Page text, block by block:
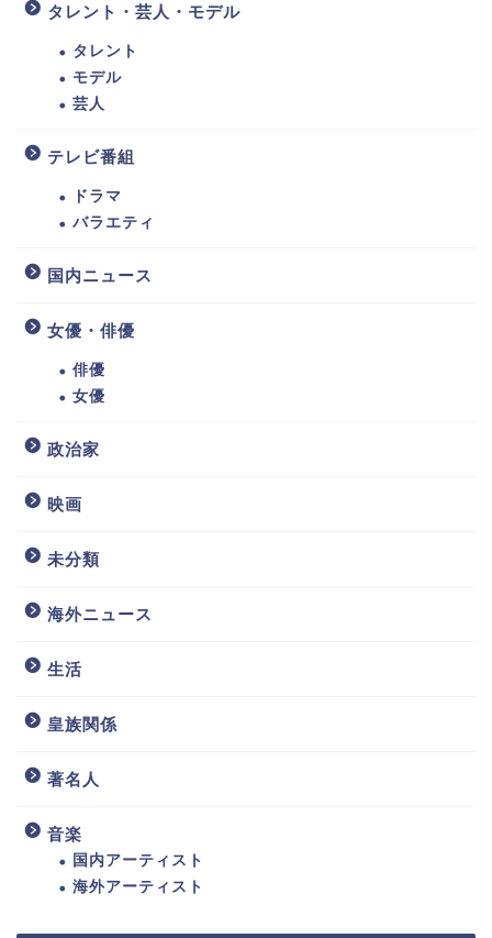
タレント・芸人・モデル
タレント
モデル
芸人
テレビ番組
ドラマ
バラエティ
国内ニュース
女優・俳優
俳優
女優
政治家
映画
未分類
海外ニュース
生活
皇族関係
著名人
音楽
国内アーティスト
海外アーティスト